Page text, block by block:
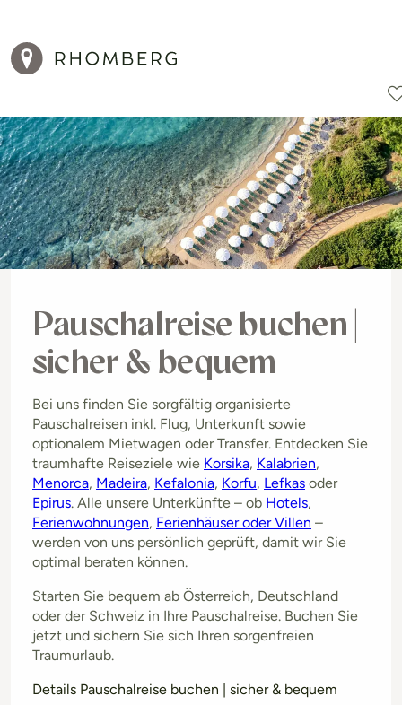
Reiseziele Reisearten Aktionen
Pauschalreise buchen |
sicher & bequem
Bei uns finden Sie sorgfältig organisierte
Pauschalreisen inkl. Flug, Unterkunft sowie
optionalem Mietwagen oder Transfer. Entdecken Sie
traumhafte Reiseziele wie Korsika, Kalabrien,
Menorca, Madeira, Kefalonia, Korfu, Lefkas oder
Epirus. Alle unsere Unterkünfte – ob Hotels,
Ferienwohnungen, Ferienhäuser oder Villen –
werden von uns persönlich geprüft, damit wir Sie
optimal beraten können.
Starten Sie bequem ab Österreich, Deutschland
oder der Schweiz in Ihre Pauschalreise. Buchen Sie
jetzt und sichern Sie sich Ihren sorgenfreien
Traumurlaub.
Details Pauschalreise buchen | sicher & bequem